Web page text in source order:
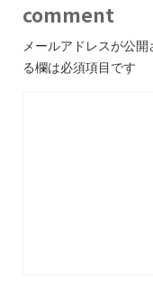
comment
メールアドレスが公開
る欄は必須項目です